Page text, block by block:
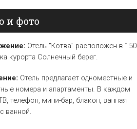
Отели в Варне
и фото
Отель "Котва" расположен в 150
курорта Солнечный берег.
Отель предлагает одноместные и
номера и апартаменты. В каждом
телефон, мини-бар, блакон, ванная
ванной.